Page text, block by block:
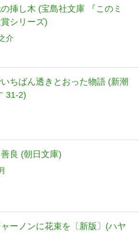
挿し木 (宝島社文庫 『このミ
シリーズ)
介
ちばん透きとおった物語 (新潮
31-2)
良 (朝日文庫)
ーノンに花束を〔新版〕(ハヤ